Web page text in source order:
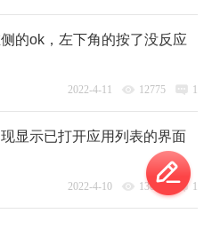
的ok，左下角的按了没反应
2022-4-11 12775 1
显示已打开应用列表的界面
2022-4-10 13053 1